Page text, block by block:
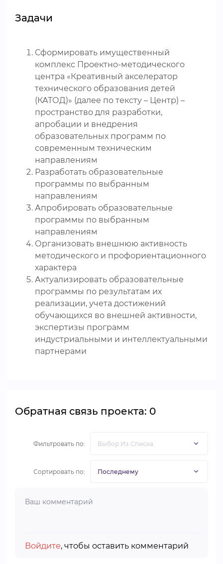
Задачи
Сформировать имущественный
комплекс Проектно-методического
центра «Креативный акселератор
технического образования детей
(КАТОД)» (далее по тексту – Центр) –
пространство для разработки,
апробации и внедрения
образовательных программ по
современным техническим
направлениям
Разработать образовательные
программы по выбранным
направлениям
Апробировать образовательные
программы по выбранным
направлениям
Организовать внешнюю активность
методического и профориентационного
характера
Актуализировать образовательные
программы по результатам их
реализации, учета достижений
обучающихся во внешней активности,
экспертизы программ
индустриальными и интеллектуальными
партнерами
Обратная связь проекта: 0
Фильтровать по:
Сортировать по:
Войдите, чтобы оставить комментарий